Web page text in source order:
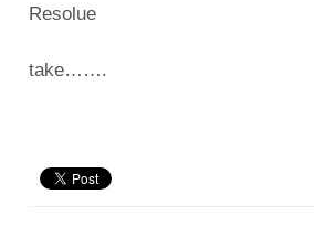
Resolue
take…….